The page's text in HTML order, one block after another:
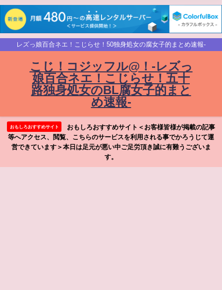
レズっ娘百合ネエ！こじらせ！50独身処女の腐女子的まとめ速報-
こじ！コジッフル@！-レズっ
娘百合ネエ！こじらせ！五十
路独身処女のBL腐女子的まと
め速報-
おもしろおすすめサイト
おもしろおすすめサイト＜お客様皆様が掲載の記事
等へアクセス、閲覧、こちらのサービスを利用される事でかろうじて運
営できています＞本日は足元が悪い中ご足労頂き誠に有難うございま
す。